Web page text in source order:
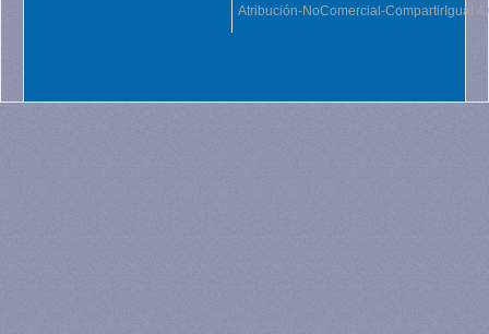
Atribución-NoComercial-CompartirIgual